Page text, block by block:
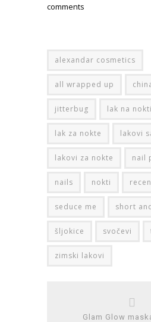
comments
alexandar cosmetics
all wrapped up
jitterbug lak na
lak za nokte lakovi
lakovi za nokte nail
nails nokti
seduce me short
šljokice svočevi
zimski lakovi
Glam Glow